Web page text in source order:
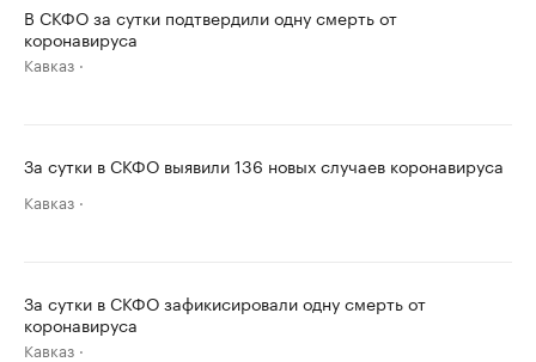
В СКФО за сутки подтвердили одну смерть от
коронавируса
Кавказ
За сутки в СКФО выявили 136 новых случаев коронавируса
Кавказ
За сутки в СКФО зафикисировали одну смерть от
коронавируса
Кавказ